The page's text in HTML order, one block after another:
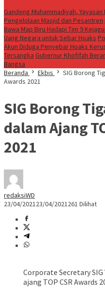
Gandeng Muhammadiyah,
Pengelolaan Masjid dan Pesantren
Bawa Map Biru Hadapi Tim 9
Uang Negara untuk Sebar Hoaks
Akun Diduga Penyebar Hoaks
Tersangka Gubernur Khofifah
Bangsa
Beranda
Ekbis
SIG Borong
Awards 2021
SIG Borong
dalam Ajang
2021
redaksiWD
23/04/202123/04/2021261 Dilihat
Corporate Secretary
ajang TOP CSR Awards